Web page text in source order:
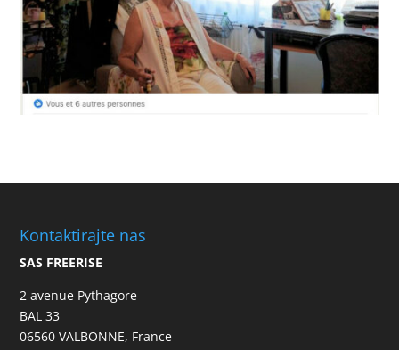
Kontaktirajte nas
SAS FREERISE
2 avenue Pythagore
BAL 33
06560 VALBONNE, France